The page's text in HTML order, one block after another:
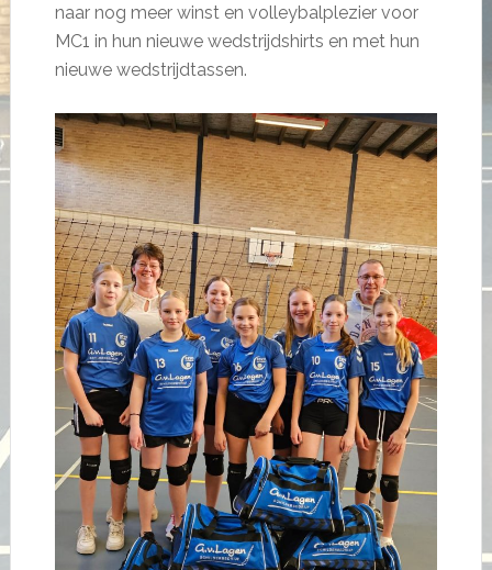
naar nog meer winst en volleybalplezier voor
MC1 in hun nieuwe wedstrijdshirts en met hun
nieuwe wedstrijdtassen.